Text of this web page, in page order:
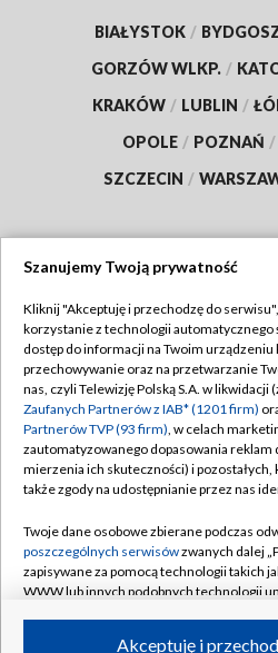
BIAŁYSTOK /
GORZÓW WLKP. /
KRAKÓW / LUBLIN /
OPOLE / POZNAŃ /
SZCZECIN /
TVP
Abonament TVP
Emisja w TVP
Centrum informacji TVP
Naziemna Telewizja Cyfrowa
Rada Programowa
System NOS
Informacje o nadawcy
Polityka
Moje
Pomoc
Szanujemy Twoją prywatność
Kliknij "Akceptuję i przechodzę do
korzystanie z technologii automatycznego
dostęp do informacji na Twoim urządzeniu
przechowywanie oraz na przetwarzanie
nas, czyli Telewizję Polską S.A. w likwidacji
Zaufanych Partnerów z IAB* (1201 firm)
Partnerów TVP (93 firm), w celach
zautomatyzowanego dopasowania reklam
mierzenia ich skuteczności) i
także zgody na udostępnianie przez nas
Twoje dane osobowe zbierane podczas
poszczególnych serwisówzwanych dalej
zapisywane za pomocą technologii takich
WWW lub innych podobnych technologii
Akceptuję i